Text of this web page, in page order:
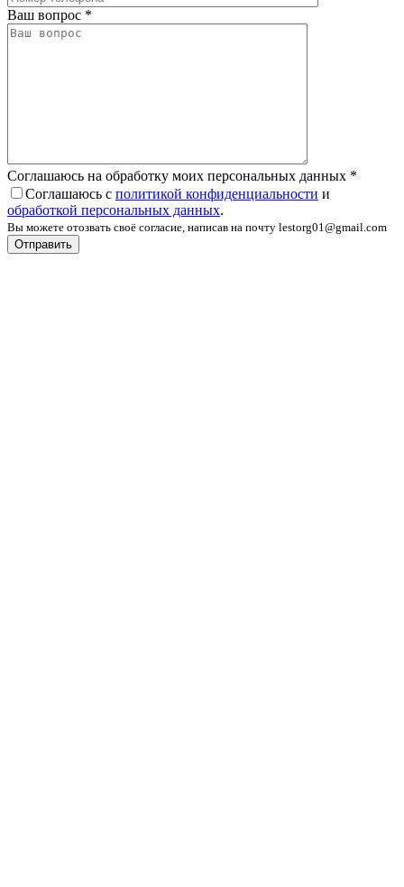
Ваш вопрос *
Соглашаюсь на обработку моих персональных данных *
Соглашаюсь с политикой конфиденциальности и
обработкой персональных данных.
Вы можете отозвать своё согласие, написав на почту lestorg01@gmail.com